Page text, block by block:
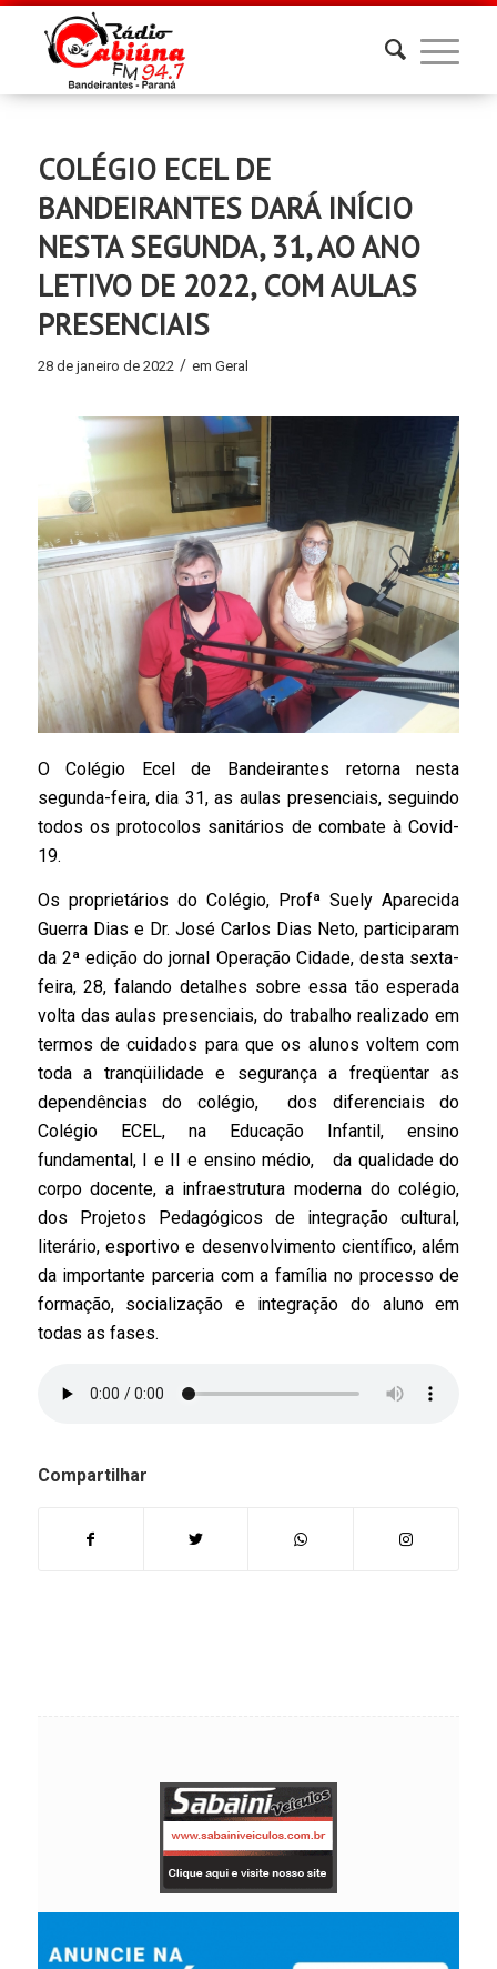
COLÉGIO ECEL DE
BANDEIRANTES DARÁ INÍCIO
NESTA SEGUNDA, 31, AO ANO
LETIVO DE 2022, COM AULAS
PRESENCIAIS
28 de janeiro de 2022 / em Geral
O Colégio Ecel
de Bandeirantes retorna nesta
segunda-feira, dia 31, as aulas presenciais, seguindo
todos os protocolos sanitários de combate àCovid-
19.
Os proprietários do Colégio, Profª Suely Aparecida
Guerra Dias e Dr. José Carlos Dias Neto, participaram
da 2ª edição do jornal Operação Cidade, desta sexta-
feira, 28, falando detalhes sobre essa tão esperada
volta das aulas presenciais, do trabalho realizado em
termos de cuidados para que os alunos voltem com
toda a tranqüilidade e segurança a freqüentar as
dependências do colégio, dos diferenciais do
Colégio ECEL, na Educação Infantil, ensino
fundamental, I e II e ensino médio, da qualidade do
corpo docente, a infraestrutura moderna do colégio,
dos Projetos Pedagógicos de integração cultural,
literário, esportivo e desenvolvimento científico, além
da importante parceria com a família no processo de
formação, socialização e integração do aluno em
todas as fases.
Compartilhar